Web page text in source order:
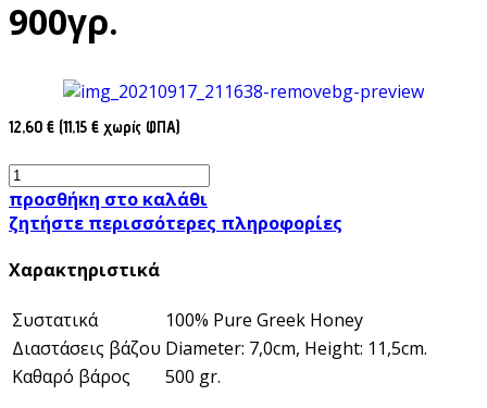
900γρ.
12,60 € (11,15 € χωρίς ΦΠΑ)
προσθήκη στο καλάθι
ζητήστε περισσότερες πληροφορίες
Χαρακτηριστικά
Συστατικά
100% Pure Greek Honey
Διαστάσεις βάζου Diameter: 7,0cm, Height: 11,5cm.
Καθαρό βάρος
500 gr.